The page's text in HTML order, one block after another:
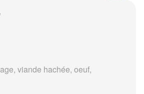
viande hachée, oeuf,